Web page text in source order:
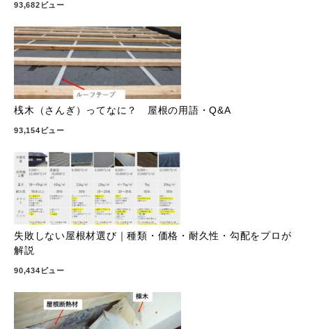
93,682ビュー
桟木（さんぎ）ってなに？ 屋根の用語・Q&A
93,154ビュー
失敗しない屋根材選び｜種類・価格・耐久性・勾配をプロが
解説
90,434ビュー